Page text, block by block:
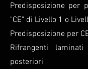
Predisposizione per
"CE" di Livello 1 o
Predisposizione per
Rifrangenti
posteriori